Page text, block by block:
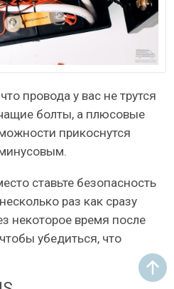
провода у вас не трутся
болты, а плюсовые
прикоснутся
ставьте безопасность
раз как сразу
некоторое время после
убедиться, что